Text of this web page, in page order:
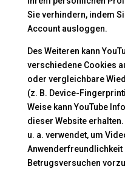
Sie verhindern, indem
Account ausloggen.
Des Weiteren kann
verschiedene Cookies
oder vergleichbare
(z. B. Device-
Weise kann YouTube
dieser Website
u. a. verwendet, um
Anwenderfreundlichkeit
Betrugsversuchen